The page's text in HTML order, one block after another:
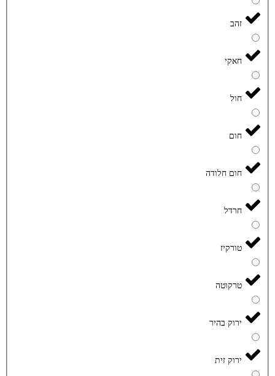
זהב
חאקי
חול
חום
חום חלודה
חרדל
טורקיז
טרקוטה
ירוק בהיר
ירוק זית